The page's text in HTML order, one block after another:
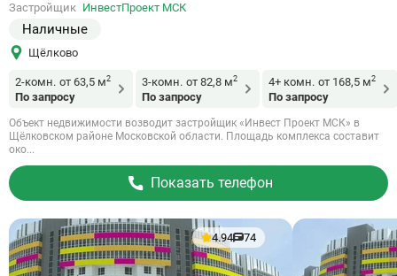
объект
Застройщик ИнвестПроект МСК
Наличные
Щёлково
2-комн. от 63,5 м2
По запросу
3-комн. от 82,8 м2
По запросу
4+ комн. от 168,5 м2
По запросу
Объект недвижимости возводит застройщик «Инвест Проект МСК» в
Щёлковском районе Московской области. Площадь комплекса составит
око...
Показать телефон
4.94 74